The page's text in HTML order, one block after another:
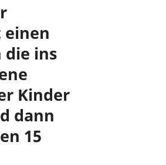
die ins
Kinder
dann
15